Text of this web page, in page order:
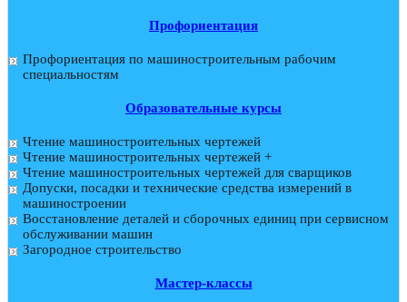
Профориентация
Профориентация по машиностроительным рабочим
специальностям
Образовательные курсы
Чтение машиностроительных чертежей
Чтение машиностроительных чертежей +
Чтение машиностроительных чертежей для сварщиков
Допуски, посадки и технические средства измерений в
машиностроении
Восстановление деталей и сборочных единиц при сервисном
обслуживании машин
Загородное строительство
Мастер-классы